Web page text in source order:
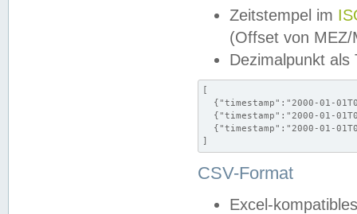
Zeitstempel im
(Offset von MEZ/
Dezimalpunkt als
[
{"timestamp":"2000-01-
{"timestamp":"2000-01-
{"timestamp":"2000-01-
]
CSV-Format
Excel-